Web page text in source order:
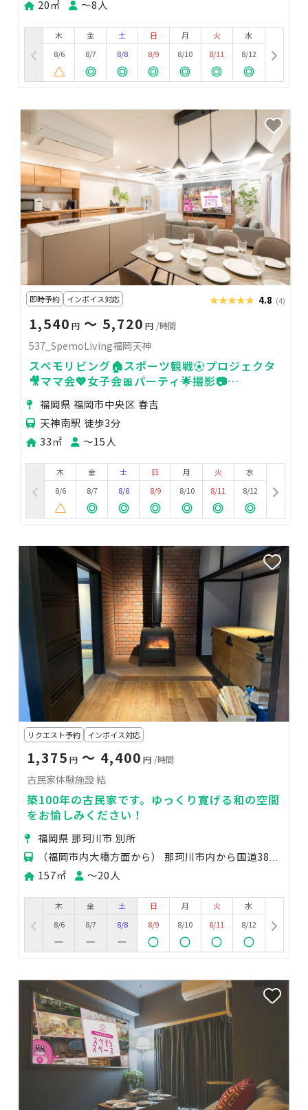
20㎡ 〜8人
木
8/6
金
8/7
土
8/8
日
8/9
月
8/10
火
8/11
水
8/12
即時予約 インボイス対応 ★★★★★
★★★★★ 4.8 (4)
1,540 円〜 5,720 円 /時間
537_SpemoLiving福岡天神
スペモリビング🏠スポーツ観戦⚽プロジェクタ
🎥ママ会💖女子会🎀パーティ🌟撮影📷️
537_SpemoLiving福岡天神
福岡県 福岡市中央区 春吉
天神南駅 徒歩3分
33㎡
〜15人
木
8/6
金
8/7
土
8/8
日
8/9
月
8/10
火
8/11
水
8/12
リクエスト予約 インボイス対応
1,375 円 〜 4,400 円 /時間
古民家体験施設 結
築100年の古民家です。ゆっくり寛げる和の空間
をお愉しみください！
福岡県 那珂川市 別所
157㎡ 〜20人
木
8/6
金
8/7
土
8/8
日
8/9
月
8/10
火
8/11
水
8/12